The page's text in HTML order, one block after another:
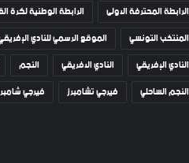
الرابطة المحترفة الاولى
الرابطة الوطنية لكرة
المنتخب التونسي
الموقع الرسمي للنادي
النادي الإفريقي
النادي الافريقي النجم
النجم الساحلي
فيرجي تشامبرز فيرجي